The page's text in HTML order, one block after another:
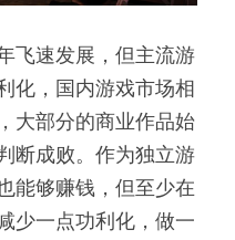
飞速发展，但主流游
化，国内游戏市场相
大部分的商业作品始
断成败。作为独立游
能够赚钱，但至少在
少一点功利化，做一